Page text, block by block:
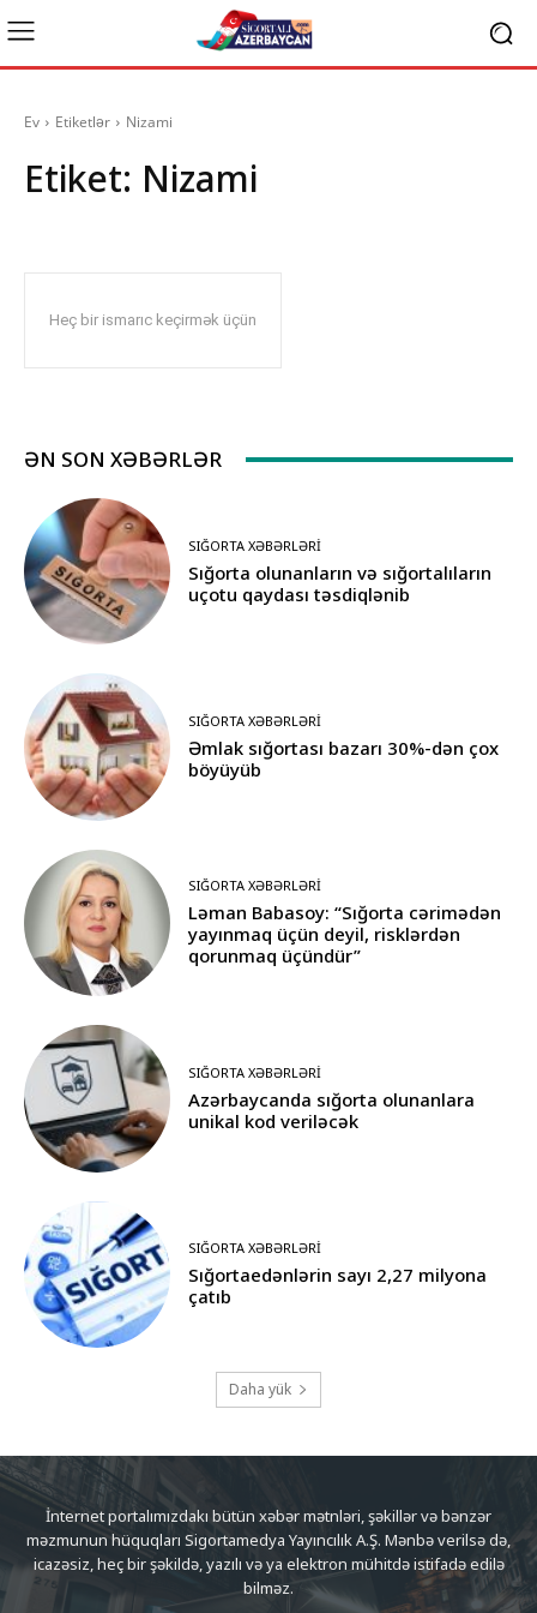
Ev Etiketlər Nizami
Etiket: Nizami
Heç bir ismarıc keçirmək üçün
ƏN SON XƏBƏRLƏR
SIĞORTA XƏBƏRLƏRI
Sığorta olunanların və sığortalıların
uçotu qaydası təsdiqlənib
SIĞORTA XƏBƏRLƏRI
Əmlak sığortası bazarı 30%-dən çox
böyüyüb
SIĞORTA XƏBƏRLƏRI
Ləman Babasoy: “Sığorta cərimədən
yayınmaq üçün deyil, risklərdən
qorunmaq üçündür”
SIĞORTA XƏBƏRLƏRI
Azərbaycanda sığorta olunanlara
unikal kod veriləcək
SIĞORTA XƏBƏRLƏRI
Sığortaedənlərin sayı 2,27 milyona
çatıb
Daha yük
İnternet portalımızdakı bütün xəbər mətnləri, şəkillər və bənzər
məzmunun hüquqları Sigortamedya Yayıncılık A.Ş. Mənbə verilsə də,
icazəsiz, heç bir şəkildə, yazılı və ya elektron mühitdə istifadə edilə
bilməz.